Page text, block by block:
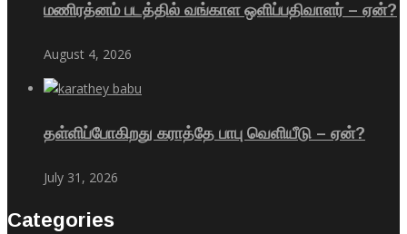
மணிரத்னம் படத்தில் வங்காள ஒளிப்பதிவாளர் – ஏன்?
August 4, 2026
தள்ளிப்போகிறது கராத்தே பாபு வெளியீடு – ஏன்?
July 31, 2026
Categories